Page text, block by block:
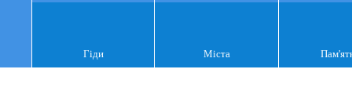
Гіди Міста